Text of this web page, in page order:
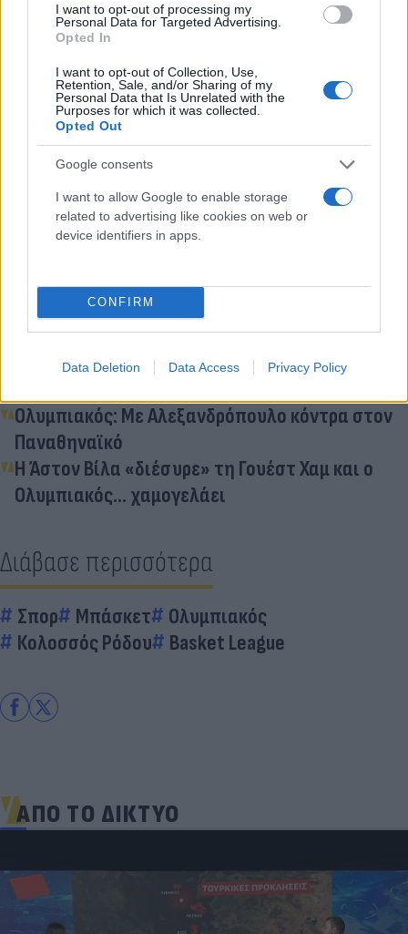
I want to opt-out of processing my
Personal Data for Targeted Advertising.
Opted In
I want to opt-out of Collection, Use,
Retention, Sale, and/or Sharing of my
Personal Data that Is Unrelated with the
Purposes for which it was collected.
Opted Out
Google consents
I want to allow Google to enable storage
related to advertising like cookies on web or
device identifiers in apps.
CONFIRM
Data Deletion Data Access Privacy Policy
Τα δεκάλεπτα:12-26, 28-49, 38-77, 59-102
Κάνε κλικ και δες περισσότερο
Google
Διάβασε σχετικά
Παναθηναϊκός: Η ενδεκάδα για το ντέρμπι με
Ολυμπιακός: Με Αλεξανδρόπουλο κόντρα στον
Παναθηναϊκό
Η Άστον Βίλα «διέσυρε» τη Γουέστ Χαμ και ο
Ολυμπιακός... χαμογελάει
Διάβασε περισσότερα
Σπορ Μπάσκετ
Ολυμπιακός
Κολοσσός Ρόδου
Basket League
ΑΠΟ ΤΟ ΔΙΚΤΥΟ